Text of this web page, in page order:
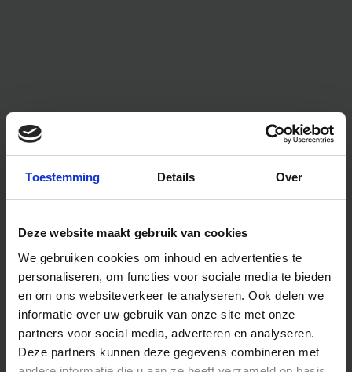
Toestemming Details Over
Deze website maakt gebruik van cookies
We gebruiken cookies om inhoud en advertenties te
personaliseren, om functies voor sociale media te bieden
en om ons websiteverkeer te analyseren. Ook delen we
informatie over uw gebruik van onze site met onze
partners voor social media, adverteren en analyseren.
Deze partners kunnen deze gegevens combineren met